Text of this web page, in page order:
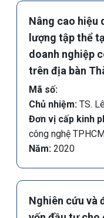
Nâng cao hiệu
lượng tập thể
doanh nghiệp
trên địa bàn
Mã số:
Chủ nhiệm:TS.
Đơn vị cấp kinh
công nghệ
Năm:2020
Nghiên cứu và